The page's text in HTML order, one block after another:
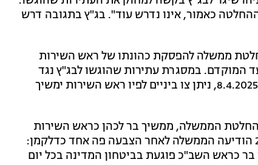
כאמור, אינו נדרש עוד". בג"ץ בתגובה דרש
"ביום 20.3.2025 התקבלה החלטת ממשלה להפסקת כהונתו של ראש השירות
המועד המוקדם. במסגרת עתירות שהוגשו לבג"ץ נגד
החלטת הממשלה, ולאחר שהתקיים דיון בעתירות ביום 8.4.2025, ניתן צו ביניים לפיו ראש השירות ימשיך
לפי החלטת הממשלה, ממשיך בר לכהן כראש השירות
מכוח צו שיפוטי וללא אמון של הממשלה. ביום 27.4.2025 הודיעה הממשלה לאחר הצבעה פה אחד כדלקמן:
כראש השב"כ פוגעת בביטחון המדינה בכל יום